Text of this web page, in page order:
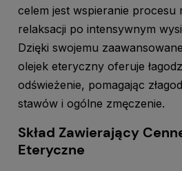
celem jest wspieranie procesu
relaksacji po intensywnym
Dzięki swojemu
olejek eteryczny oferuje
odświeżenie, pomagając
stawów i ogólne zmęczenie.
Skład Zawierający
Eteryczne